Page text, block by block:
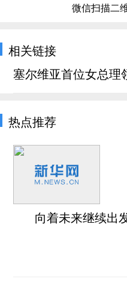
微信扫描二
相关链接
塞尔维亚首位女总理
热点推荐
向着未来继续出